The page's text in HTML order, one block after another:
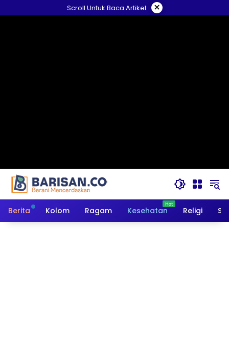
ke
Scroll Untuk Baca Artikel ×
Berita Kolom Ragam Kesehatan Religi